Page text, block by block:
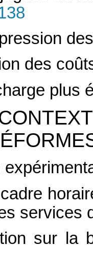
des
plus
services
sur la